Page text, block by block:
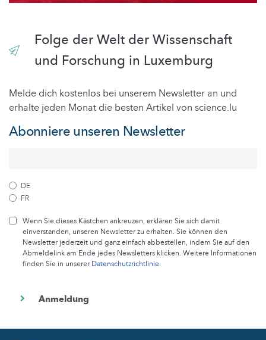
Folge der Welt der Wissenschaft
und Forschung in Luxemburg
Melde dich kostenlos bei unserem Newsletter an und
erhalte jeden Monat die besten Artikel von science.lu
Abonniere unseren Newsletter
DE
FR
Wenn Sie dieses Kästchen ankreuzen, erklären Sie sich damit
einverstanden, unseren Newsletter zu erhalten. Sie können den
Newsletter jederzeit und ganz einfach abbestellen, indem Sie auf den
Abmeldelink am Ende jedes Newsletters klicken. Weitere Informationen
finden Sie in unsererDatenschutzrichtlinie.